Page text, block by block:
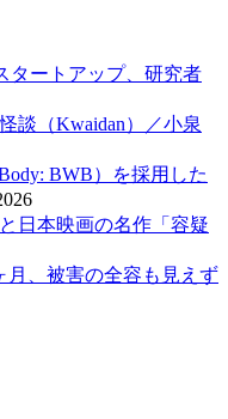
タートアップ、研究者
談（Kwaidan）／小泉
BWB）を採用した
日本映画の名作「容疑
月、被害の全容も見えず